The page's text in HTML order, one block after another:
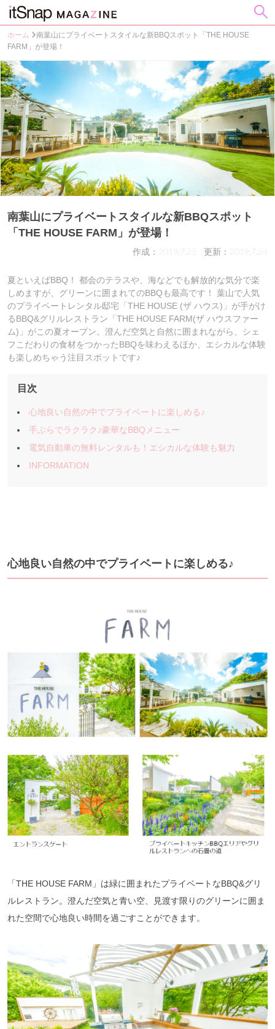
ホーム
南葉山にプライベートスタイルな新BBQスポット「THE HOUSE
FARM」が登場！
南葉山にプライベートスタイルな新BBQスポット
「THE HOUSE FARM」が登場！
作成：2019.7.23 更新：2019.7.24
夏といえばBBQ！ 都会のテラスや、海などでも解放的な気分で楽
しめますが、グリーンに囲まれてのBBQも最高です！ 葉山で人気
のプライベートレンタル邸宅「THE HOUSE (ザ ハウス)」が手がけ
るBBQ&グリルレストラン「THE HOUSE FARM(ザ ハウスファー
ム)」がこの夏オープン。澄んだ空気と自然に囲まれながら、シェ
フこだわりの食材をつかったBBQを味わえるほか、エシカルな体験
も楽しめちゃう注目スポットです♪
目次
心地良い自然の中でプライベートに楽しめる♪
手ぶらでラクラク♪豪華なBBQメニュー
電気自動車の無料レンタルも！エシカルな体験も魅力
INFORMATION
心地良い自然の中でプライベートに楽しめる♪
「THE HOUSE FARM」は緑に囲まれたプライベートなBBQ&グリ
ルレストラン。澄んだ空気と青い空、見渡す限りのグリーンに囲ま
れた空間で心地良い時間を過ごすことができます。